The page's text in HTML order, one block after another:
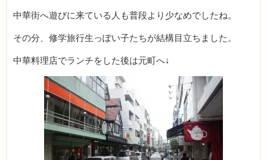
中華街へ遊びに来ている人も普段より少なめでしたね。
その分、修学旅行生っぽい子たちが結構目立ちました。
中華料理店でランチをした後は元町へ↓